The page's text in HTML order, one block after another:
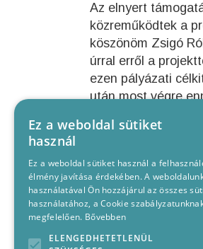
Az elnyert
közreműködtek a
köszönöm Zsigó
úrral erről a
ezen pályázati
után most végre
türelmüket.- írta
Ez a weboldal sütiket
használ
Ez a weboldal sütiket használ a
élmény javítása érdekében. A
használatával Ön hozzájárul az összes süti
használatához, a Cookie
megfelelően. Bővebben
ELENGEDHETETLENÜL